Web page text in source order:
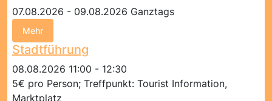
07.08.2026 - 09.08.2026 Ganztags
Mehr
Stadtführung
08.08.2026 11:00 - 12:30
5€ pro Person; Treffpunkt: Tourist Information,
Marktplatz